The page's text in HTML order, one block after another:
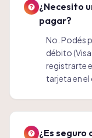
¿Necesito
pagar?
No. Podés
débito
registrarte
tarjeta en
¿Es